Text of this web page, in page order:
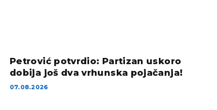
Petrović potvrdio: Partizan uskoro
dobija još dva vrhunska pojačanja!
07.08.2026